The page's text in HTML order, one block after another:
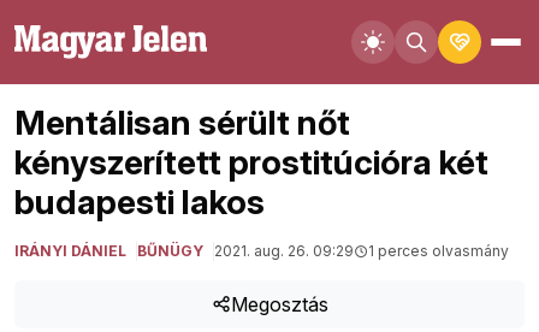
Mentálisan sérült nőt
kényszerített prostitúcióra két
budapesti lakos
IRÁNYI DÁNIEL BŰNÜGY 2021. aug. 26. 09:29 1 perces olvasmány
Megosztás